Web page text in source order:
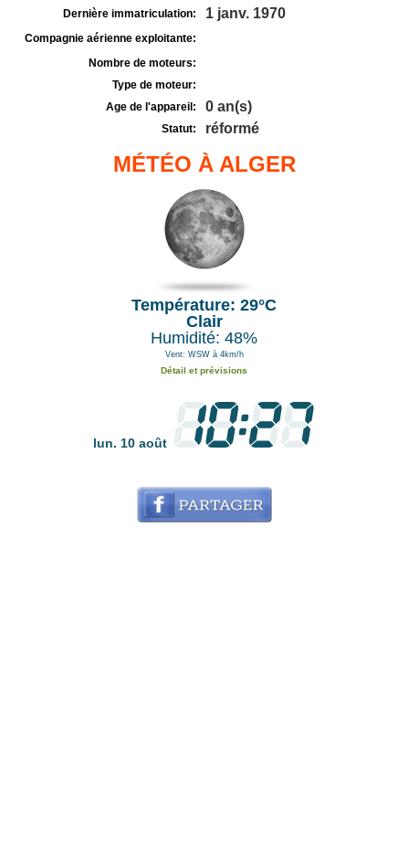
Dernière immatriculation: 1 janv. 1970
Compagnie aérienne exploitante:
Nombre de moteurs:
Type de moteur:
Age de l'appareil:
0 an(s)
Statut: réformé
MÉTÉO À ALGER
Température: 29°C
Clair
Humidité: 48%
Vent: WSW à 4km/h
Détail et prévisions
lun. 10 août